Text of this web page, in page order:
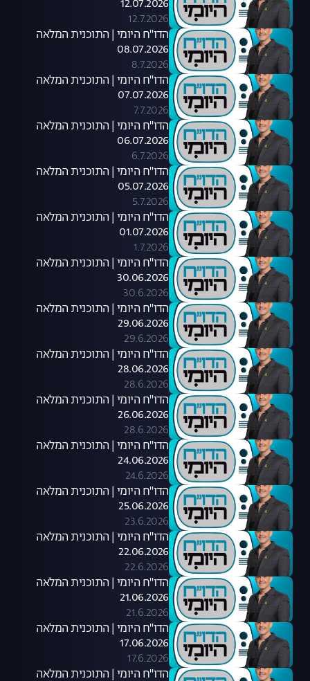
12.07.2026
12.7.2026
הדו"ח היומי | התוכנית המלאה
08.07.2026
8.7.2026
הדו"ח היומי | התוכנית המלאה
07.07.2026
7.7.2026
הדו"ח היומי | התוכנית המלאה
06.07.2026
6.7.2026
הדו"ח היומי | התוכנית המלאה
05.07.2026
5.7.2026
הדו"ח היומי | התוכנית המלאה
01.07.2026
1.7.2026
הדו"ח היומי | התוכנית המלאה
30.06.2026
30.6.2026
הדו"ח היומי | התוכנית המלאה
29.06.2026
29.6.2026
הדו"ח היומי | התוכנית המלאה
28.06.2026
28.6.2026
הדו"ח היומי | התוכנית המלאה
26.06.2026
28.6.2026
הדו"ח היומי | התוכנית המלאה
24.06.2026
24.6.2026
הדו"ח היומי | התוכנית המלאה
25.06.2026
23.6.2026
הדו"ח היומי | התוכנית המלאה
22.06.2026
22.6.2026
הדו"ח היומי | התוכנית המלאה
21.06.2026
21.6.2026
הדו"ח היומי | התוכנית המלאה
17.06.2026
17.6.2026
הדו"ח היומי | התוכנית המלאה